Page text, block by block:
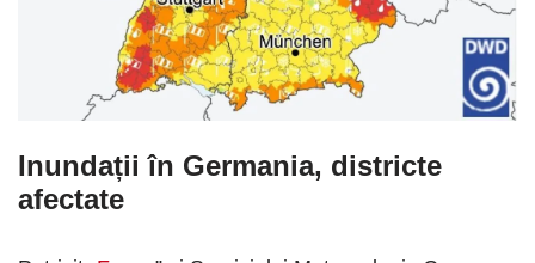
Inundații în Germania, districte
afectate